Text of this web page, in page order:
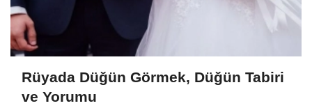
Rüyada Düğün Görmek, Düğün Tabiri
ve Yorumu